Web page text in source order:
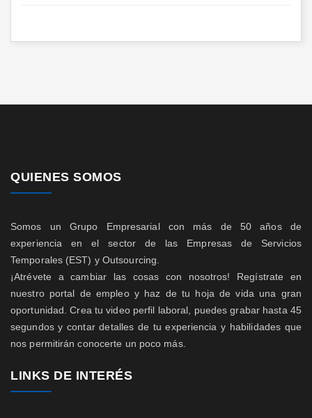
QUIENES SOMOS
Somos un Grupo Empresarial con más de 50 años de
experiencia en el sector de las Empresas de Servicios
Temporales (EST) y Outsourcing.
¡Atrévete a cambiar las cosas con nosotros! Regístrate en
nuestro portal de empleo y haz de tu hoja de vida una gran
oportunidad. Crea tu video perfil laboral, puedes grabar hasta 45
segundos y contar detalles de tu experiencia y habilidades que
nos permitirán conocerte un poco más.
LINKS DE INTERÉS